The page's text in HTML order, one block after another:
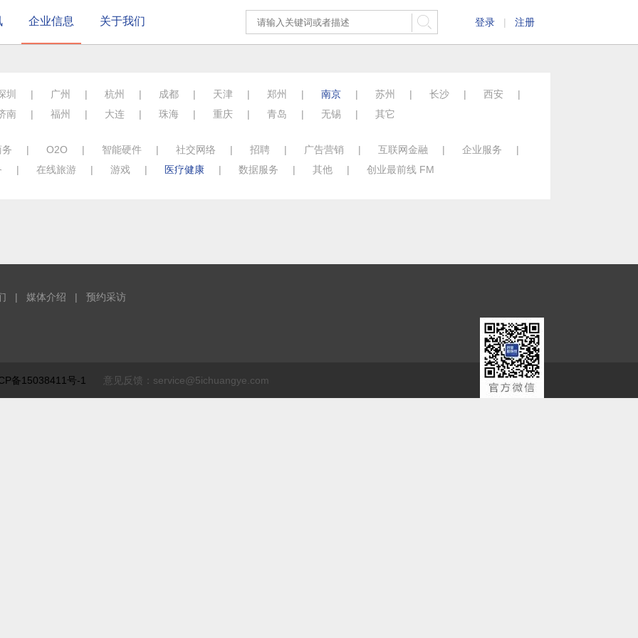
企业信息 关于我们 登录 | 注册
圳 | 广州 | 杭州 | 成都 | 天津 | 郑州 | 南京 | 苏州 | 长沙 | 西安
|
南 | 福州 | 大连 | 珠海 | 重庆 | 青岛 | 无锡 | 其它
| O2O | 智能硬件 | 社交网络 | 招聘 | 广告营销 | 互联网金融 | 企业服务
|
| 在线旅游 | 游戏 | 医疗健康 | 数据服务 | 其他 | 创业最前线 FM
| 媒体介绍 | 预约采访
备15038411号-1 意见反馈：service@5ichuangye.com